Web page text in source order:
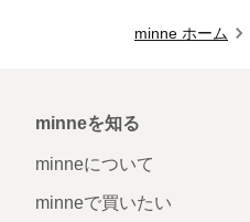
minne ホーム
minneを知る
minneについて
minneで買いたい